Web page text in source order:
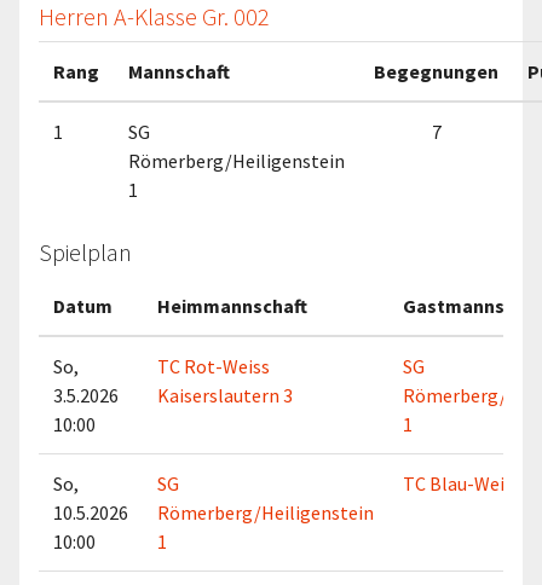
Herren A-Klasse Gr. 002
Rang Mannschaft Begegnungen
1
SG
Römerberg/Heiligenstein
1
7
Spielplan
Datum Heimmannschaft
So,
3.5.2026
10:00
TC Rot-Weiss
Kaiserslautern 3
SG
Römerberg/
1
So,
10.5.2026
10:00
SG
Römerberg/Heiligenstein
1
TC Blau-Weiss